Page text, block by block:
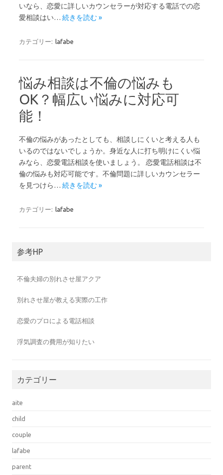
いなら、恋愛に詳しいカウンセラーが対応する電話での恋
愛相談はい… 続きを読む »
カテゴリー: lafabe
悩み相談は不倫の悩みも
OK？幅広い悩みに対応可
能！
不倫の悩みがあったとしても、相談しにくいと考える人も
いるのではないでしょうか。身近な人に打ち明けにくい悩
みなら、恋愛電話相談を使いましょう。 恋愛電話相談は不
倫の悩みも対応可能です。不倫問題に詳しいカウンセラー
を見つけら… 続きを読む »
カテゴリー: lafabe
参考HP
不倫夫婦の別れさせ屋アクア
別れさせ屋が教える実際の工作
恋愛のプロによる電話相談
浮気調査の費用が知りたい
カテゴリー
aite
child
couple
lafabe
parent